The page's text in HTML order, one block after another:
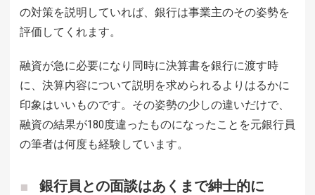
の対策を説明していれば、銀行は事業主のその姿勢を
評価してくれます。
融資が急に必要になり同時に決算書を銀行に渡す時
に、決算内容について説明を求められるよりはるかに
印象はいいものです。その姿勢の少しの違いだけで、
融資の結果が180度違ったものになったことを元銀行員
の筆者は何度も経験しています。
銀行員との面談はあくまで紳士的に